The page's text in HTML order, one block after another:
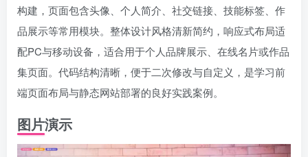
构建，页面包含头像、个人简介、社交链接、技能标签、作
品展示等常用模块。整体设计风格清新简约，响应式布局适
配PC与移动设备，适合用于个人品牌展示、在线名片或作品
集页面。代码结构清晰，便于二次修改与自定义，是学习前
端页面布局与静态网站部署的良好实践案例。
图片演示